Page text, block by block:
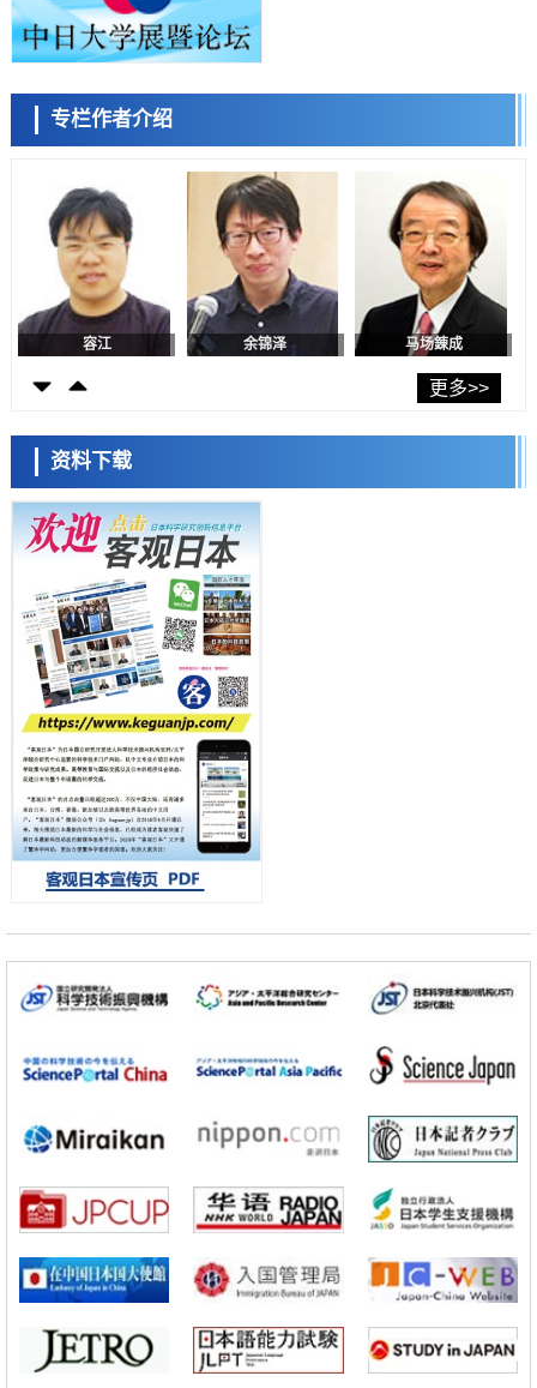
证电容器可在汽车发动机等高温环境下工作
经济・社会
日本生成式AI使用者占比一年内翻倍，但与中美德仍有较大差距
政策
日本修订首都直下型地震紧急对策：目标为死亡人数至少减半，重点强
化火灾防控
福井大学发现细胞记忆过往并抑制反应的机制，阐明即便DNA相同反应
迥异之谜
科学研究
神户大学确认口服癌症疫苗B440单药给药的安全性，在转移性尿路上皮
癌患者中开展临床试验
日本发布《令和8年版科学技术与创新白皮书》，解读第七期基本计划
首年度政策方向
科学研究
东京大学发现可诱导细胞死亡的新型信使物质
东京都健康长寿医疗中心跨器官揭示衰老过程中的糖链变化
科学研究
产总研无需石油利用松脂制备石墨前驱体，可作为电池电极材料
科学研究
东京大学和海上保安厅等发现南海海槽沿线板块边界锁定状态存在区域
差异
政策
日本第2次医疗研究开发调整费，根据一线实际情况和需求分配99.3亿
日元
科学研究
千叶大学鉴定出导致难治性疾病“肺高血压症”恶化的蛋白质“MYL9/12”，
会引发血管结构恶化
科学研究
京都大学高效生成光的构成单元“光子”，可应用于量子计算机
科学研究
开发出300亿年仅误差1秒的光晶格钟，构建网络将其打造为下一代社会
基础设施
经济・社会
科学研究
带大量基因的人工细胞
政策
科学研究
京都大学高效生成光的构成单元“光子”，可应用于量子计算机
科学研究
开发出300亿年仅误差1秒的光晶格钟，构建网络将其打造为下一代社会
经济・社会
日本成立“以人为本AI联盟”——力争借助AI拓展社会公众创造力，依托
科学研究
大阪大学开发出膜脂质可视化工具，使脂质探针的高效开发成为可能
专栏作者介绍
陈小牧 李鸥 安宁
容江 余锦泽 马场錬成
日本科学未来馆 科学交
流员
小岩井忠道 泷川 进
更多>>
资料下载